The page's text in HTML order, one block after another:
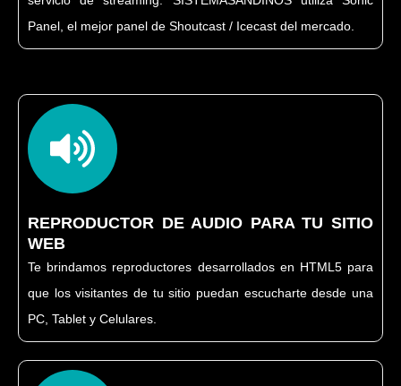
Panel, el mejor panel de Shoutcast / Icecast del mercado.
REPRODUCTOR DE AUDIO PARA TU SITIO
WEB
Te brindamos reproductores desarrollados en HTML5 para
que los visitantes de tu sitio puedan escucharte desde una
PC, Tablet y Celulares.